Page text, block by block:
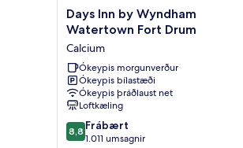
Days
Inn
Wyndham
Watertown
Fort
Drum
Calcium
Days Inn by Wyndham
Watertown Fort Drum
Calcium
Ókeypis morgunverður
Ókeypis bílastæði
Ókeypis þráðlaust net
Loftkæling
8.8
af
8,8 Frábært
1.011 umsagnir